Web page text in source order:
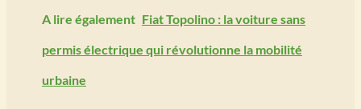
A lire également Fiat Topolino : la voiture sans
permis électrique qui révolutionne la mobilité
urbaine